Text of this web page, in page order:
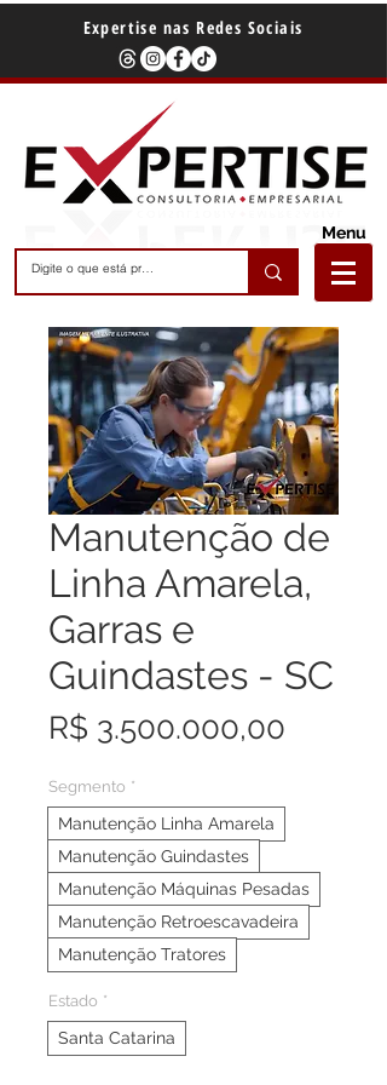
Expertise nas Redes Sociais
Menu
Manutenção de
Linha Amarela,
Garras e
Guindastes - SC
R$ 3.500.000,00
Segmento *
Manutenção Linha Amarela
Manutenção Guindastes
Manutenção Máquinas Pesadas
Manutenção Retroescavadeira
Manutenção Tratores
Estado *
Santa Catarina